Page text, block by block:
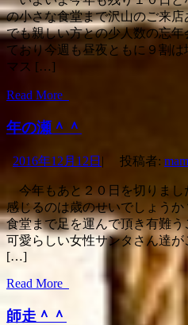
の小さな食堂まで沢山のご来
でも親しい方との少人数の忘
ており今週も昼夜ともに９割
マス […]
Read More
年の瀬＾＾
2016年12月12日 | 投稿者:
今年もあと２０日を切りま
感じるのは歳のせいでしょう
食堂まで足を運んで頂き有難
可愛らしい女性サンタさん達
[…]
Read More
師走＾＾